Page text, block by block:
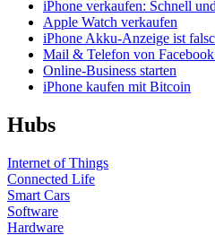
iPhone verkaufen: Schnell
Apple Watch verkaufen
iPhone Akku-Anzeige ist
Mail & Telefon von
Online-Business starten
iPhone kaufen mit Bitcoin
Hubs
Internet of Things
Connected Life
Smart Cars
Software
Hardware